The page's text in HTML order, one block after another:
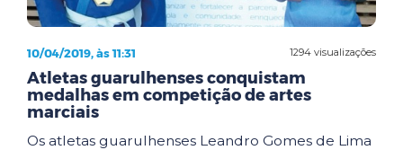
1294 visualizações
10/04/2019, às 11:31
Atletas guarulhenses conquistam
medalhas em competição de artes
marciais
Os atletas guarulhenses Leandro Gomes de Lima